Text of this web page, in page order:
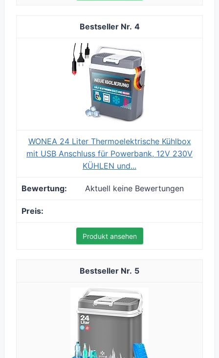
4
WONEA 24 Liter Thermoelektrische Kühlbox
mit USB Anschluss für Powerbank, 12V 230V
KÜHLEN und...
Aktuell keine Bewertungen
Produkt ansehen
5